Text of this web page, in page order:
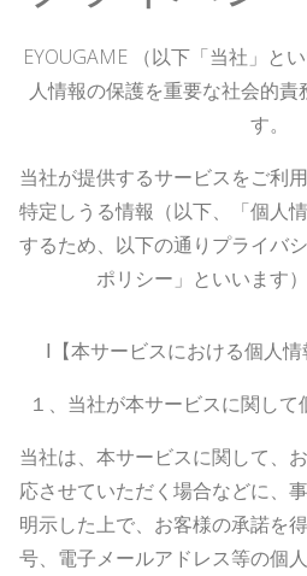
EYOUGAME
（以下「当社」と
人情報の保護を重要な社会的責
す。
当社が提供するサービスをご利
特定しうる情報（以下、「個人
するため、以下の通りプライバ
ポリシー」といいます
Ⅰ【本サービスにおける個人情
１、当社が本サービスに関し
当社は、本サービスに関して、
応させていただく場合などに、
明示した上で、お客様の承諾を
号、電子メールアドレス等の個